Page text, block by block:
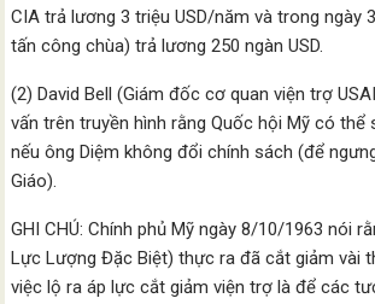
CIA trả lương 3 triệu USD/năm và trong ngày
tấn công chùa) trả lương 250 ngàn USD.
(2) David Bell (Giám đốc cơ quan viện trợ
vấn trên truyền hình rằng Quốc hội Mỹ có thể
nếu ông Diệm không đổi chính sách (để
Giáo).
GHI CHÚ: Chính phủ Mỹ ngày 8/10/1963 nói
Lực Lượng Đặc Biệt) thực ra đã cắt giảm vài
việc lộ ra áp lực cắt giảm viện trợ là để các